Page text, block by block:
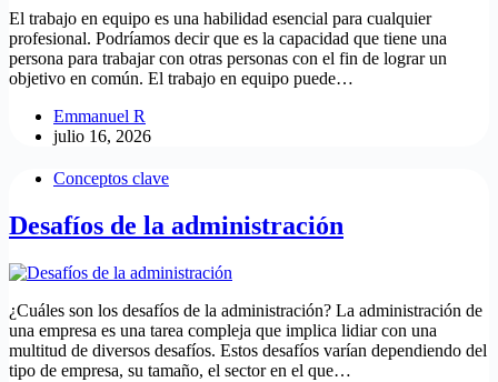
El trabajo en equipo es una habilidad esencial para cualquier
profesional. Podríamos decir que es la capacidad que tiene una
persona para trabajar con otras personas con el fin de lograr un
objetivo en común. El trabajo en equipo puede…
Emmanuel R
julio 16, 2026
Conceptos clave
Desafíos de la administración
¿Cuáles son los desafíos de la administración? La administración de
una empresa es una tarea compleja que implica lidiar con una
multitud de diversos desafíos. Estos desafíos varían dependiendo del
tipo de empresa, su tamaño, el sector en el que…